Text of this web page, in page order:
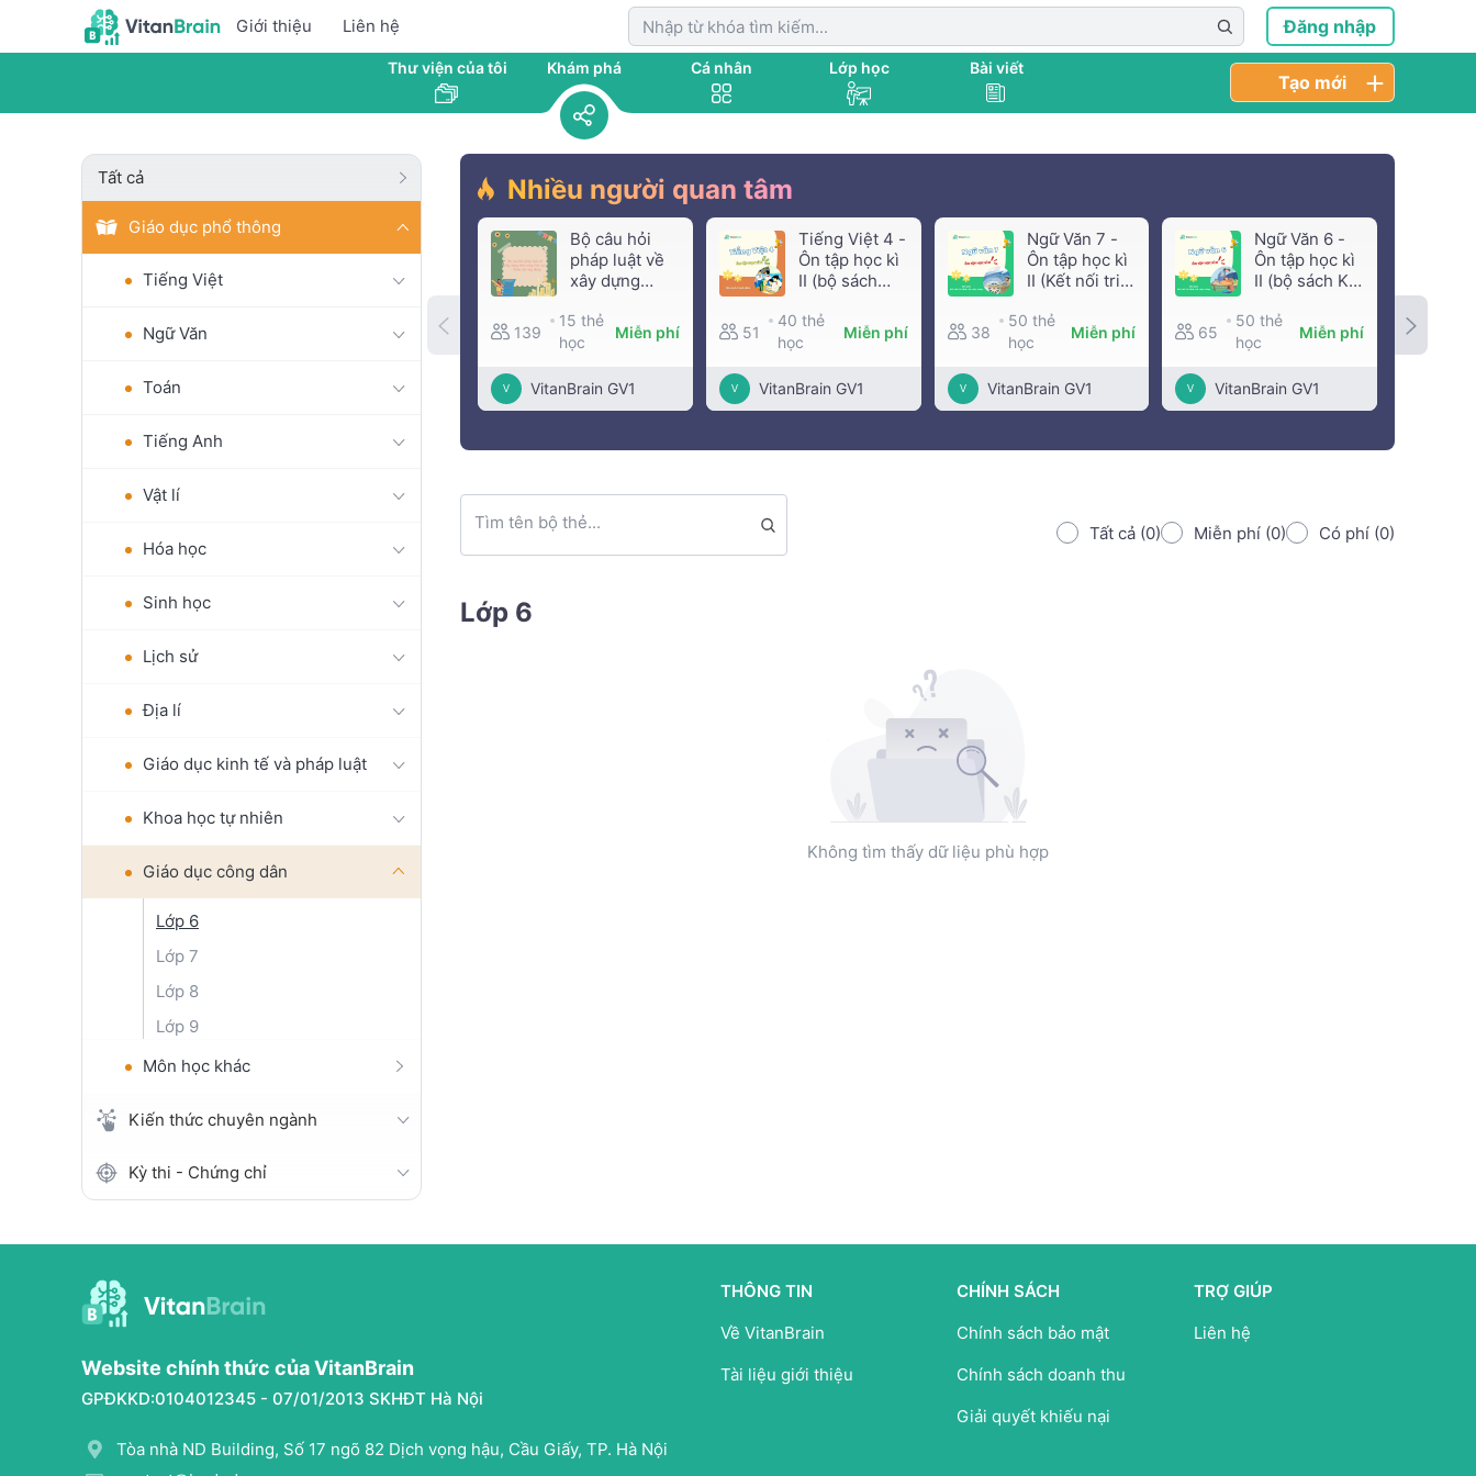
Giới thiệu Liên hệ Đăng nhập
Thư viện của tôi Khám phá Cá nhân Lớp học Bài viết
Tạo mới
Tất cả
Giáo dục phổ thông
Tiếng Việt
Ngữ Văn
Toán
Tiếng Anh
Vật lí
Hóa học
Sinh học
Lịch sử
Địa lí
Giáo dục kinh tế và pháp luật
Khoa học tự nhiên
Giáo dục công dân
Lớp 6
Lớp 7
Lớp 8
Lớp 9
Môn học khác
Kiến thức chuyên ngành
Kỳ thi - Chứng chỉ
Nhiều người quan tâm
Bộ câu hỏi
pháp luật về
xây dựng
vực - Khảo
sát xây dựng
139
15 thẻ
học
Miễn phí
V VitanBrain GV1
Tiếng Việt 4 -
Ôn tập học kì
II (bộ sách
51
40 thẻ
học
Miễn phí
V VitanBrain GV1
Ngữ Văn 7 -
Ôn tập học kì
II (Kết nối tri
sống)
38
50 thẻ
học
Miễn phí
V VitanBrain GV1
Ngữ Văn 6 -
Ôn tập học kì
II (bộ sách Kết
với cuộc
sống)
65
50 thẻ
học
Miễn phí
V VitanBrain GV1
Tìm tên bộ thẻ...
Tất cả (0) Miễn phí (0) Có phí (0)
Lớp 6
Không tìm thấy dữ liệu phù hợp
Website chính thức của VitanBrain
GPĐKKD:0104012345 - 07/01/2013 SKHĐT Hà Nội
Tòa nhà ND Building, Số 17 ngõ 82 Dịch vọng hậu, Cầu Giấy, TP. Hà Nội
THÔNG TIN
Về VitanBrain
Tài liệu giới thiệu
CHÍNH SÁCH
Chính sách bảo mật
Chính sách doanh thu
Giải quyết khiếu nại
TRỢ GIÚP
Liên hệ